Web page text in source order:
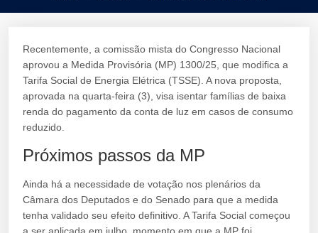
Recentemente, a comissão mista do Congresso Nacional
aprovou a Medida Provisória (MP) 1300/25, que modifica a
Tarifa Social de Energia Elétrica (TSSE). A nova proposta,
aprovada na quarta-feira (3), visa isentar famílias de baixa
renda do pagamento da conta de luz em casos de consumo
reduzido.
Próximos passos da MP
Ainda há a necessidade de votação nos plenários da
Câmara dos Deputados e do Senado para que a medida
tenha validado seu efeito definitivo. A Tarifa Social começou